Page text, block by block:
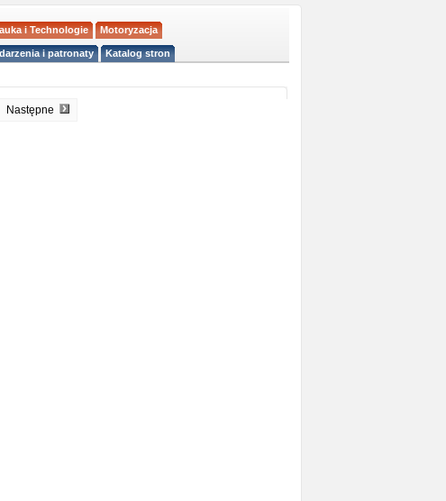
i Technologie Motoryzacja
i patronaty Katalog stron
Następne